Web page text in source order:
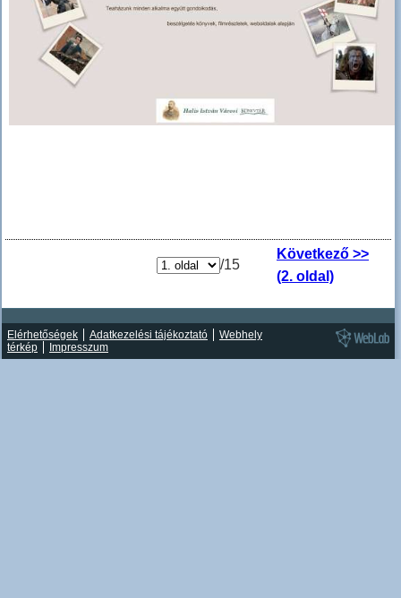
/15
Következő >>
(2. oldal)
Elérhetőségek Adatkezelési tájékoztató
Webhely
térkép
Impresszum